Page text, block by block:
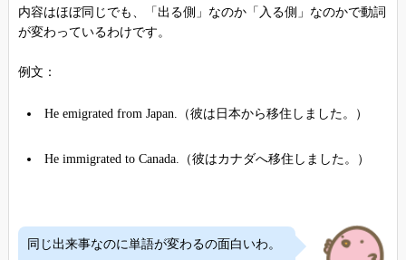
内容はほぼ同じでも、「出る側」なのか「入る側」なのかで動詞
が変わっているわけです。
例文：
He emigrated from Japan.（彼は日本から移住しました。）
He immigrated to Canada.（彼はカナダへ移住しました。）
同じ出来事なのに単語が変わるの面白いわ。